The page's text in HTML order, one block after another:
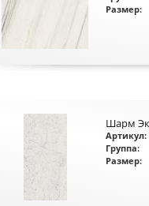
Размер:
Шарм
Артикул:
Группа:
Размер: